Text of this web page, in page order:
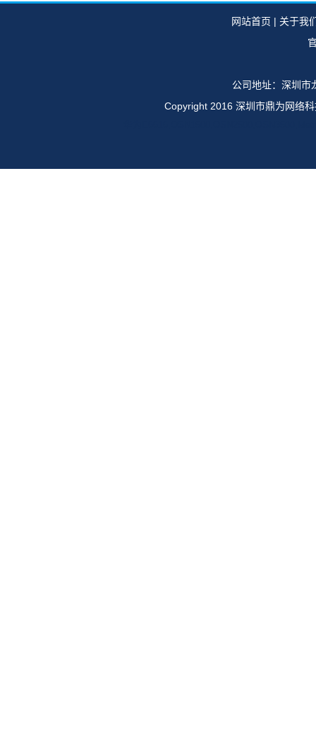
网站首页 | 关于我
公司地址：深圳市
Copyright 2016 深圳市鼎为网络